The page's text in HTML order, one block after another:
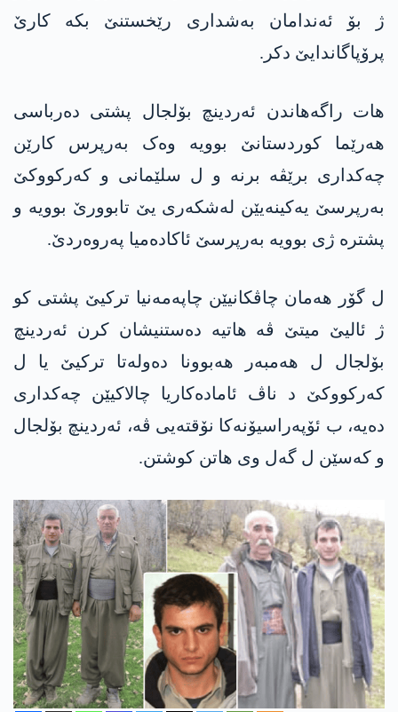
ژ بۆ ئەندامان بەشداری رێخستنێ بکە کارێ
پرۆپاگاندایێ دکر.
ھات راگەھاندن ئەردینچ بۆلجال پشتی دەرباسی
ھەرێما کوردستانێ بوویە وەک بەرپرس کارێن
چەکداری برێڤە برنە و ل سلێمانی و کەرکووکێ
بەرپرسێ یەکینەیێن لەشکەری یێ تابوورێ بوویە و
پشترە ژی بوویە بەرپرسێ ئاکادەمیا پەروەردێ.
ل گۆر ھەمان چاڤکانیێن چاپەمەنیا ترکیێ پشتی کو
ژ ئالیێ میتێ ڤە ھاتیە دەستنیشان کرن ئەردینچ
بۆلجال ل ھەمبەر ھەبوونا دەولەتا ترکیێ یا ل
کەرکووکێ د ناڤ ئامادەکاریا چالاکیێن چەکداری
دەیە، ب ئۆپەراسیۆنەکا نۆقتەیی ڤە، ئەردینچ بۆلجال
و کەسێن ل گەل وی ھاتن کوشتن.